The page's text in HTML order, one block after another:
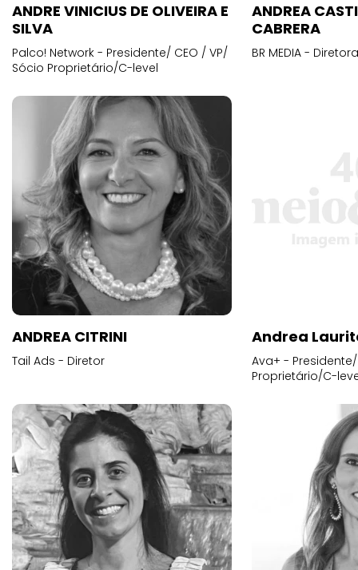
ANDRE VINICIUS DE OLIVEIRA E
SILVA
Palco! Network - Presidente/ CEO / VP/
Sócio Proprietário/C-level
ANDREA
CABRERA
BR MEDIA -
ANDREA CITRINI
Tail Ads - Diretor
Andrea
Ava+ -
Proprietário/C-